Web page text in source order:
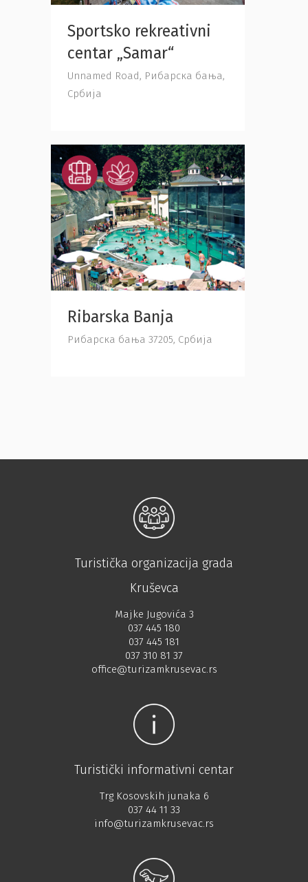
Sportsko rekreativni
centar „Samar“
Unnamed Road, Рибарска бања,
Србија
Ribarska Banja
Рибарска бања 37205, Србија
Turistička organizacija grada
Kruševca
Majke Jugovića 3
037 445 180
037 445 181
037 310 81 37
office@turizamkrusevac.rs
Turistički informativni centar
Trg Kosovskih junaka 6
037 44 11 33
info@turizamkrusevac.rs